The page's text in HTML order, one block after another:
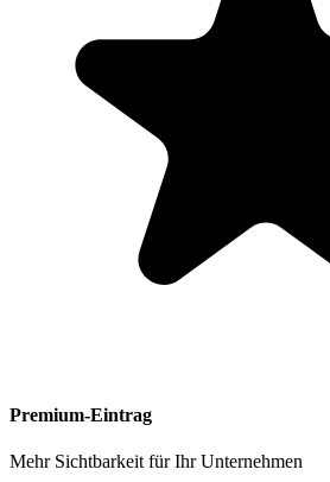
Premium-Eintrag
Mehr Sichtbarkeit für Ihr Unternehmen